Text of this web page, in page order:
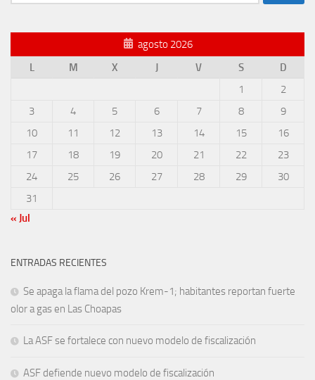
agosto 2026
L
M X J V S
D
1
2
3
4 5 6 7 8
9
10
11 12 13 14 15
16
17
18 19 20 21 22
23
24
25 26 27 28 29
30
31
« Jul
ENTRADAS RECIENTES
Se apaga la flama del pozo Krem-1; habitantes reportan fuerte
olor a gas en Las Choapas
La ASF se fortalece con nuevo modelo de fiscalización
ASF defiende nuevo modelo de fiscalización